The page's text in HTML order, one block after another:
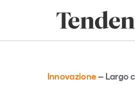
Magazine
Innovazione Largo